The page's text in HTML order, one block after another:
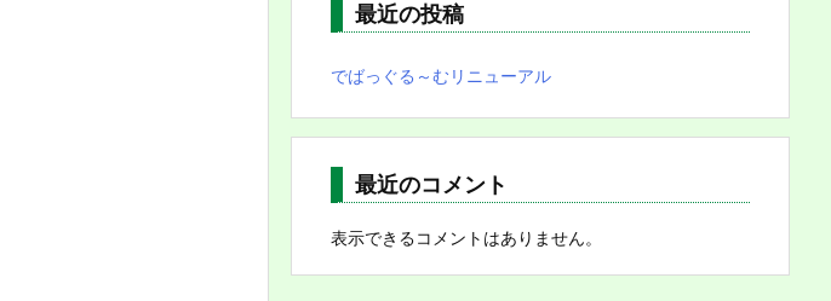
最近の投稿
でばっぐる～むリニューアル
最近のコメント
表示できるコメントはありません。